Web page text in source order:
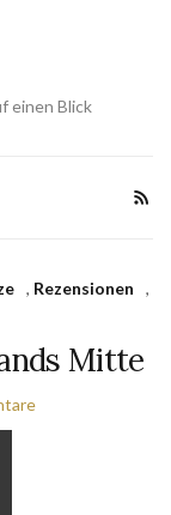
einen Blick
, Rezensionen
,
Mitte